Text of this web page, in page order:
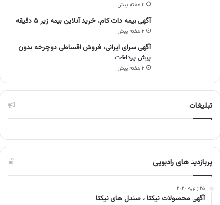
۲ هفته پیش
آگهی بیمه دات کام، خرید آنلاین بیمه زیر ۵ دقیقه
۲ هفته پیش
آگهی سرای ایرانی، فروش اقساطی دوچرخه بدون
پیش پرداخت
۲ هفته پیش
تبلیغات
پربازدید های رادیویی
۲۵ ژانویه ۲۰۲۰
آگهی محصولات نیکتا ، صندل های نیکتا